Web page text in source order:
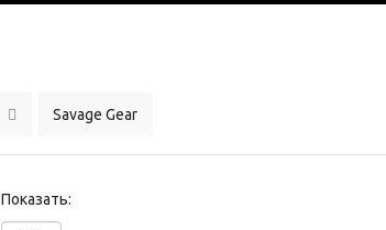
Savage Gear
Показать: